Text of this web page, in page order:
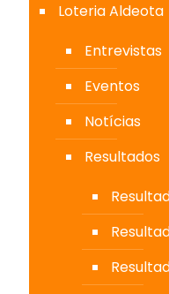
Loteria Aldeota
Entrevistas
Eventos
Notícias
Resultados